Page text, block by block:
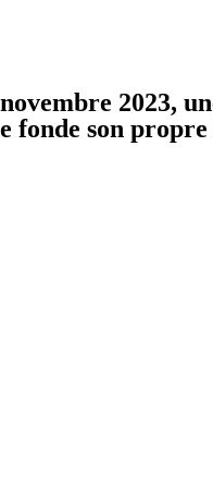
2023,
fonde son